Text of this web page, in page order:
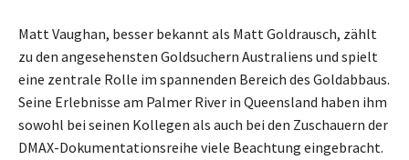
Matt Vaughan, besser bekannt als Matt Goldrausch, zählt
zu den angesehensten Goldsuchern Australiens und spielt
eine zentrale Rolle im spannenden Bereich des Goldabbaus.
Seine Erlebnisse am Palmer River in Queensland haben ihm
sowohl bei seinen Kollegen als auch bei den Zuschauern der
DMAX-Dokumentationsreihe viele Beachtung eingebracht.